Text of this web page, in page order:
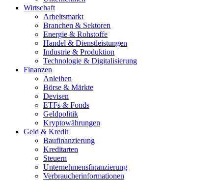
Wirtschaft
Arbeitsmarkt
Branchen & Sektoren
Energie & Rohstoffe
Handel & Dienstleistungen
Industrie & Produktion
Technologie & Digitalisierung
Finanzen
Anleihen
Börse & Märkte
Devisen
ETFs & Fonds
Geldpolitik
Kryptowährungen
Geld & Kredit
Baufinanzierung
Kreditarten
Steuern
Unternehmensfinanzierung
Verbraucherinformationen